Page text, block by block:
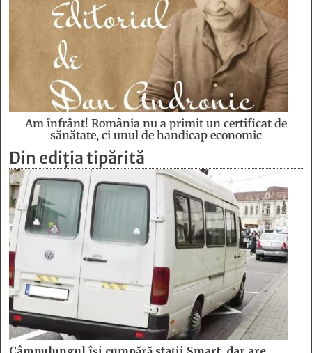
Am înfrânt! România nu a primit un certificat de
sănătate, ci unul de handicap economic
Din ediția tipărită